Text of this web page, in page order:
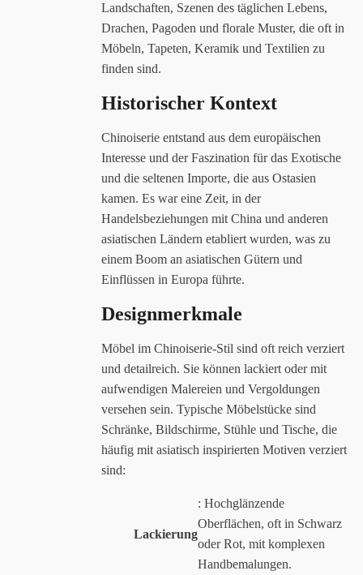
Landschaften, Szenen des täglichen Lebens,
Drachen, Pagoden und florale Muster, die oft in
Möbeln, Tapeten, Keramik und Textilien zu
finden sind.
Historischer Kontext
Chinoiserie entstand aus dem europäischen
Interesse und der Faszination für das Exotische
und die seltenen Importe, die aus Ostasien
kamen. Es war eine Zeit, in der
Handelsbeziehungen mit China und anderen
asiatischen Ländern etabliert wurden, was zu
einem Boom an asiatischen Gütern und
Einflüssen in Europa führte.
Designmerkmale
Möbel im Chinoiserie-Stil sind oft reich verziert
und detailreich. Sie können lackiert oder mit
aufwendigen Malereien und Vergoldungen
versehen sein. Typische Möbelstücke sind
Schränke, Bildschirme, Stühle und Tische, die
häufig mit asiatisch inspirierten Motiven verziert
sind:
Lackierung
: Hochglänzende
Oberflächen, oft in Schwarz
oder Rot, mit komplexen
Handbemalungen.